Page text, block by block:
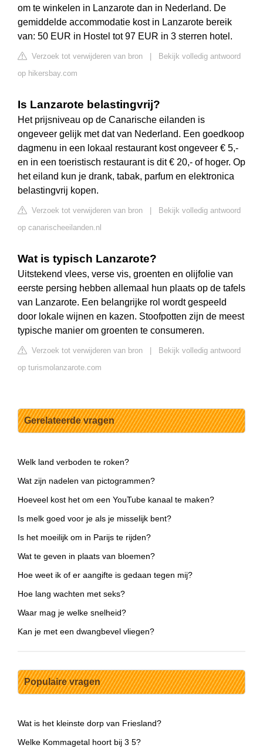
om te winkelen in Lanzarote dan in Nederland. De
gemiddelde accommodatie kost in Lanzarote bereik
van: 50 EUR in Hostel tot 97 EUR in 3 sterren hotel.
Verzoek tot verwijderen van bron
Bekijk volledig antwoord
op hikersbay.com
Is Lanzarote belastingvrij?
Het prijsniveau op de Canarische eilanden is
ongeveer gelijk met dat van Nederland. Een goedkoop
dagmenu in een lokaal restaurant kost ongeveer € 5,-
en in een toeristisch restaurant is dit € 20,- of hoger. Op
het eiland kun je drank, tabak, parfum en elektronica
belastingvrij kopen.
Verzoek tot verwijderen van bron
Bekijk volledig antwoord
op canarischeeilanden.nl
Wat is typisch Lanzarote?
Uitstekend vlees, verse vis, groenten en olijfolie van
eerste persing hebben allemaal hun plaats op de tafels
van Lanzarote. Een belangrijke rol wordt gespeeld
door lokale wijnen en kazen. Stoofpotten zijn de meest
typische manier om groenten te consumeren.
Verzoek tot verwijderen van bron
Bekijk volledig antwoord
op turismolanzarote.com
Gerelateerde vragen
Welk land verboden te roken?
Wat zijn nadelen van pictogrammen?
Hoeveel kost het om een YouTube kanaal te maken?
Is melk goed voor je als je misselijk bent?
Is het moeilijk om in Parijs te rijden?
Wat te geven in plaats van bloemen?
Hoe weet ik of er aangifte is gedaan tegen mij?
Hoe lang wachten met seks?
Waar mag je welke snelheid?
Kan je met een dwangbevel vliegen?
Populaire vragen
Wat is het kleinste dorp van Friesland?
Welke Kommagetal hoort bij 3 5?